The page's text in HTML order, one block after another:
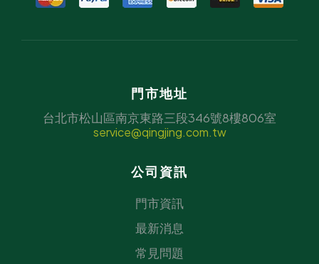
門市地址
台北市松山區南京東路三段346號8樓806室
service@qingjing.com.tw
公司資訊
門市資訊
最新消息
常見問題